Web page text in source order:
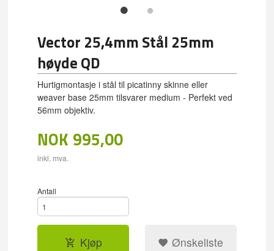
Vector 25,4mm Stål 25mm
høyde QD
Hurtigmontasje i stål til picatinny skinne eller
weaver base 25mm tilsvarer medium - Perfekt ved
56mm objektiv.
NOK 995,00
inkl. mva.
Antall
Kjøp Ønskeliste